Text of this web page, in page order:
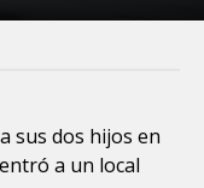
sus dos hijos en
a un local